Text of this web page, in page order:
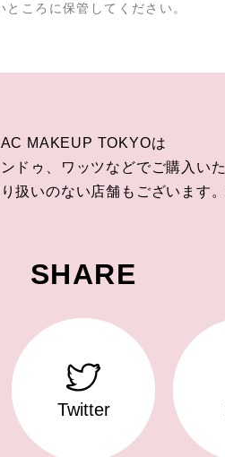
ころに保管してください。
AC MAKEUP TOKYOは
ドゥ、ワッツなどでご購入いた
扱いのない店舗もございます
SHARE
Twitter